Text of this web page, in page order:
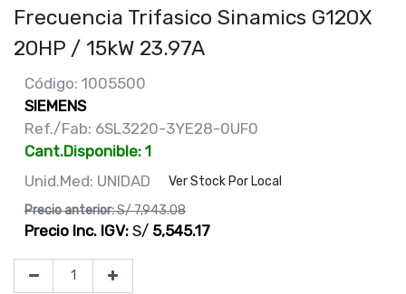
Frecuencia Trifasico Sinamics G120X
20HP / 15kW 23.97A
Código: 1005500
SIEMENS
Ref./Fab: 6SL3220-3YE28-0UF0
Cant.Disponible: 1
Unid.Med: UNIDAD
Ver Stock Por Local
Precio anterior:S/7,943.08
Precio Inc. IGV: S/ 5,545.17